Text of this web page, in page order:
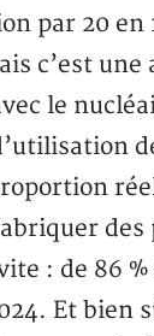
par 20 en
c’est
le
des
: de 86 %
Et bien